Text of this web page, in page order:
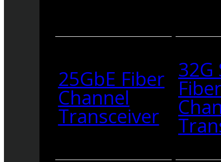
25GbE Fiber
Channel
Transceiver
32G